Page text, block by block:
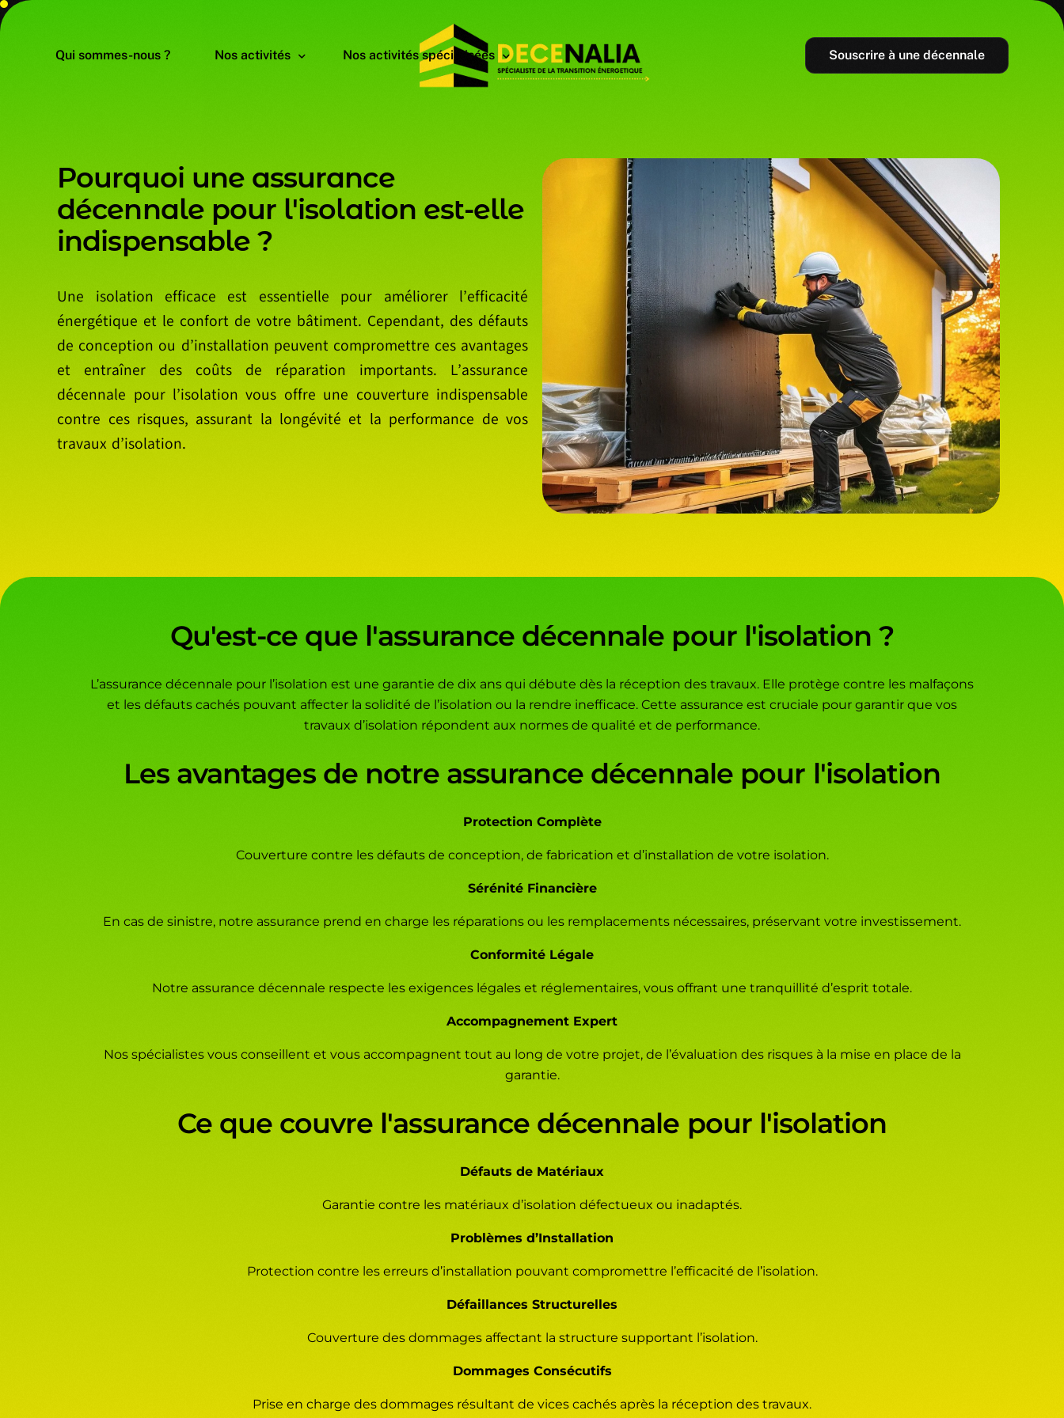
Qui sommes-nous ? Nos activités
Nomenclature des professions intellectuelles du bâtiment
Nos activités spécialisées
Électrique
Isolation
Souscrire à une décennale
Pourquoi une assurance
décennale pour l'isolation est-elle
indispensable ?
Une isolation efficace est essentielle pour améliorer l’efficacité
énergétique et le confort de votre bâtiment. Cependant, des défauts
de conception ou d’installation peuvent compromettre ces avantages
et entraîner des coûts de réparation importants. L’assurance
décennale pour l’isolation vous offre une couverture indispensable
contre ces risques, assurant la longévité et la performance de vos
travaux d’isolation.
Qu'est-ce que l'assurance décennale pour l'isolation ?
L’assurance décennale pour l’isolation est une garantie de dix ans qui débute dès la réception des travaux. Elle protège contre les malfaçons
et les défauts cachés pouvant affecter la solidité de l’isolation ou la rendre inefficace. Cette assurance est cruciale pour garantir que vos
travaux d’isolation répondent aux normes de qualité et de performance.
Les avantages de notre assurance décennale pour l'isolation
Protection Complète
Couverture contre les défauts de conception, de fabrication et d’installation de votre isolation.
Sérénité Financière
En cas de sinistre, notre assurance prend en charge les réparations ou les remplacements nécessaires, préservant votre investissement.
Conformité Légale
Notre assurance décennale respecte les exigences légales et réglementaires, vous offrant une tranquillité d’esprit totale.
Accompagnement Expert
Nos spécialistes vous conseillent et vous accompagnent tout au long de votre projet, de l’évaluation des risques à la mise en place de la
garantie.
Ce que couvre l'assurance décennale pour l'isolation
Défauts de Matériaux
Garantie contre les matériaux d’isolation défectueux ou inadaptés.
Problèmes d’Installation
Protection contre les erreurs d’installation pouvant compromettre l’efficacité de l’isolation.
Défaillances Structurelles
Couverture des dommages affectant la structure supportant l’isolation.
Dommages Consécutifs
Prise en charge des dommages résultant de vices cachés après la réception des travaux.